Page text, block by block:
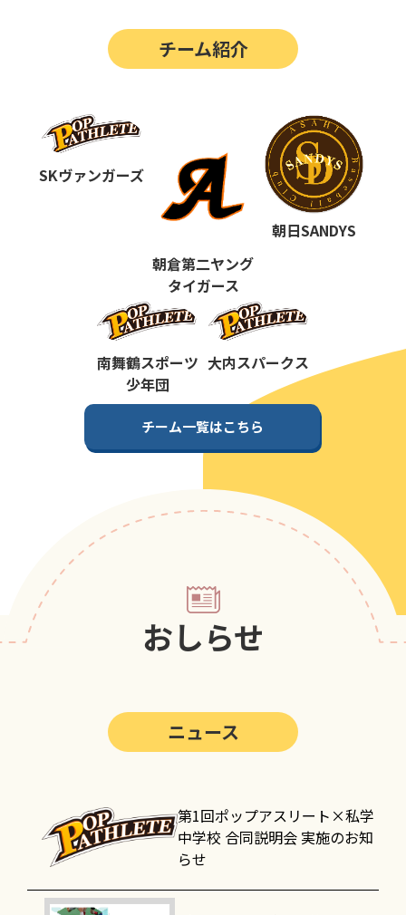
第12回 決勝戦の動画はこちらから
第11回
第10回 ポップアスリートカップ
ポップアスリートカップ
ポップアスリートカップ
第6回 ポップアスリートカップ
第5回 ポップアスリートカップ
第4回 ポップアスリートカップ
第3回
ポップアスリートカップ
ポップアスリートカップ
チーム紹介
SKヴァンガーズ
朝倉第二ヤング
タイガース
朝日SANDYS
南舞鶴スポーツ
少年団
大内スパークス
チーム一覧はこちら
おしらせ
ニュース
第1回ポップアスリート×私学
中学校 合同説明会 実施のお知
らせ